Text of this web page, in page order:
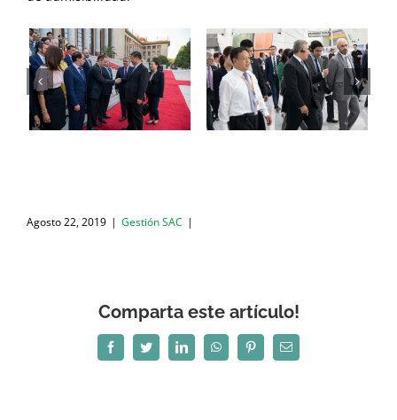
Agosto 22, 2019 | Gestión SAC |
Comparta este artículo!
FacebookTwitterLinkedInWhatsAppPinterestCorreo
electrónico